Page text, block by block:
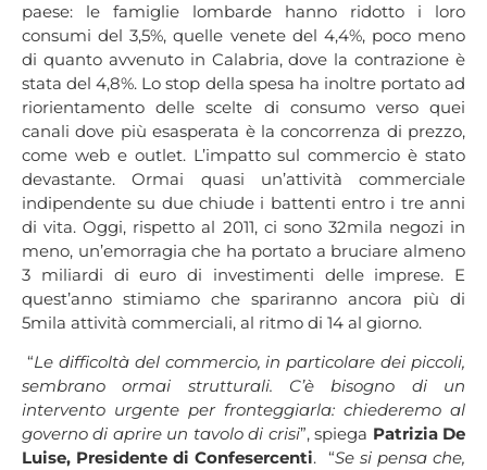
paese: le famiglie lombarde hanno ridotto i loro
consumi del 3,5%, quelle venete del 4,4%, poco meno
di quanto avvenuto in Calabria, dove la contrazione è
stata del 4,8%. Lo stop della spesa ha inoltre portato ad
riorientamento delle scelte di consumo verso quei
canali dove più esasperata è la concorrenza di prezzo,
come web e outlet. L’impatto sul commercio è stato
devastante. Ormai quasi un’attività commerciale
indipendente su due chiude i battenti entro i tre anni
di vita. Oggi, rispetto al 2011, ci sono 32mila negozi in
meno, un’emorragia che ha portato a bruciare almeno
3 miliardi di euro di investimenti delle imprese. E
quest’anno stimiamo che spariranno ancora più di
5mila attività commerciali, al ritmo di 14 al giorno.
“Le difficoltà del commercio, in particolare dei piccoli,
sembrano ormai strutturali. C’è bisogno di un
intervento urgente per fronteggiarla: chiederemo al
governo di aprire un tavolo di crisi”, spiega Patrizia De
Luise, Presidente di Confesercenti. “Se si pensa che,